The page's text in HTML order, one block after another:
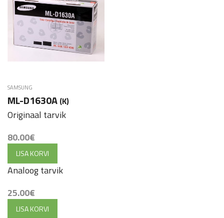
SAMSUNG
ML-D1630A (K)
Originaal tarvik
80.00€
LISA KORVI
Analoog tarvik
25.00€
LISA KORVI